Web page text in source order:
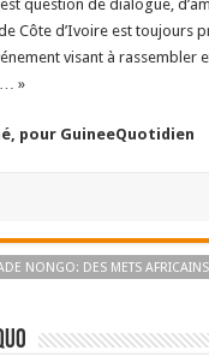
question de dialogue,
Côte d’Ivoire est toujours
visant à rassembler
»
pour GuineeQuotidien
NONGO: DES METS